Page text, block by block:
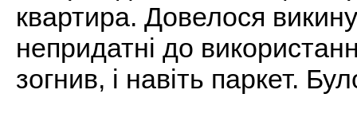
квартира. Довелося
непридатні до
зогнив, і навіть паркет.